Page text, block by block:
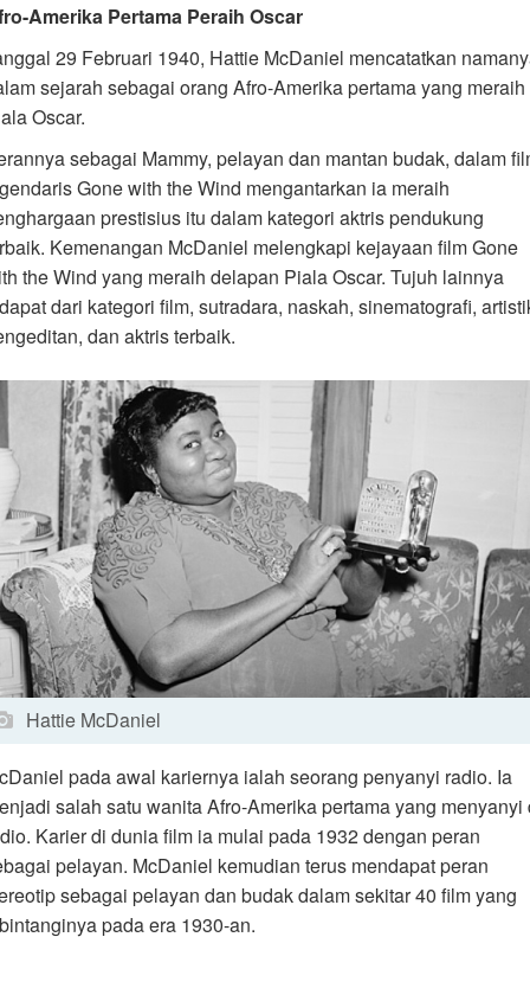
Amerika Pertama Peraih Oscar
29 Februari 1940, Hattie McDaniel mencatatkan
sejarah sebagai orang Afro-Amerika pertama yang meraih
Oscar.
sebagai Mammy, pelayan dan mantan budak, dalam
Gone with the Wind mengantarkan ia meraih
prestisius itu dalam kategori aktris pendukung
Kemenangan McDaniel melengkapi kejayaan film Gone
the Wind yang meraih delapan Piala Oscar. Tujuh lainnya
dari kategori film, sutradara, naskah, sinematografi,
dan aktris terbaik.
Hattie McDaniel
pada awal kariernya ialah seorang penyanyi radio. Ia
salah satu wanita Afro-Amerika pertama yang menyanyi
Karier di dunia film ia mulai pada 1932 dengan peran
pelayan. McDaniel kemudian terus mendapat peran
sebagai pelayan dan budak dalam sekitar 40 film yang
pada era 1930-an.